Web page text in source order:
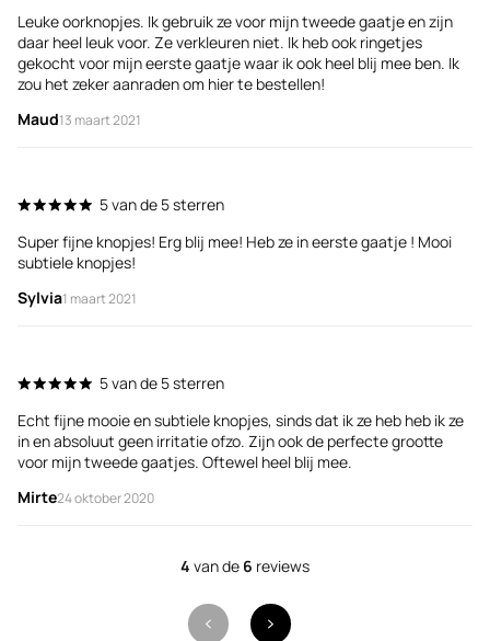
Leuke oorknopjes. Ik gebruik ze voor mijn tweede gaatje en zijn
daar heel leuk voor. Ze verkleuren niet. Ik heb ook ringetjes
gekocht voor mijn eerste gaatje waar ik ook heel blij mee ben. Ik
zou het zeker aanraden om hier te bestellen!
Maud13 maart 2021
5 van de 5 sterren
Super fijne knopjes! Erg blij mee! Heb ze in eerste gaatje ! Mooi
subtiele knopjes!
Sylvia1 maart 2021
5 van de 5 sterren
Echt fijne mooie en subtiele knopjes, sinds dat ik ze heb heb ik ze
in en absoluut geen irritatie ofzo. Zijn ook de perfecte grootte
voor mijn tweede gaatjes. Oftewel heel blij mee.
Mirte24 oktober 2020
4 van de 6 reviews